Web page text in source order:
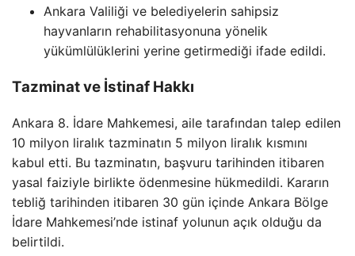
Ankara Valiliği ve belediyelerin sahipsiz
hayvanların rehabilitasyonuna yönelik
yükümlülüklerini yerine getirmediği ifade edildi.
Tazminat ve İstinaf Hakkı
Ankara 8. İdare Mahkemesi, aile tarafından talep edilen
10 milyon liralık tazminatın 5 milyon liralık kısmını
kabul etti. Bu tazminatın, başvuru tarihinden itibaren
yasal faiziyle birlikte ödenmesine hükmedildi. Kararın
tebliğ tarihinden itibaren 30 gün içinde Ankara Bölge
İdare Mahkemesi’nde istinaf yolunun açık olduğu da
belirtildi.